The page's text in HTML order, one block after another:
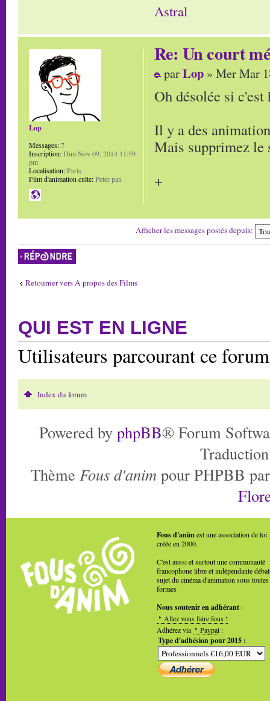
Astral
Re: Un court
parLop » Mer Mar
Oh désolée si c'est
Il y a des
Mais supprimez le
+
Lop
Messages:7
Inscription:Dim Nov 09, 2014 11:59
pm
Localisation:Paris
Film d'animation culte:Peter pan
Afficher les messages postés depuis:
Répondre
Retourner vers A propos des Films
QUI EST EN LIGNE
Utilisateurs parcourant ce
Index du forum
Powered by phpBB® Forum
Thème Fous d'anim pour PHPBB
Fous d'animest une association de loi
créée en 2000.
C'est aussi et surtout une communauté
francophone libre et indépendante
sujet du cinéma d'animation sous toutes
formes
Nous soutenir en adhérant :
Allez vous faire fous !
Adhérez via
Paypal :
Type d'adhésion pour 2015 :